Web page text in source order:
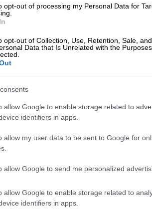
opt-out of processing my Personal Data for
opt-out of Collection, Use, Retention, Sale,
Data that Is Unrelated with the
allow Google to enable storage related to
identifiers in apps.
allow my user data to be sent to Google for
allow Google to send me personalized
allow Google to enable storage related to
identifiers in apps.
προτού ολοκληρωθεί το
μέχρι το 35' (!) σε ένα απ' τα
της Γιουνάιτεντ. Κι όλα
της ομάδας Ερικ Τεν Χαγκ, ο
τη Γιουνάιτεντ στις επιτυχίες!
απέσπασε ισοπαλία (2-2)
Ντασίλβα, ενώ στο 18' πέτυχε
0, προτού ο Μπεούμο
το ντέρμπι με τη
(79΄Σόρενσεν), Γιάνσον, Μι,
Ράσμουσεν, Ντασίλβα
Έρικσεν,